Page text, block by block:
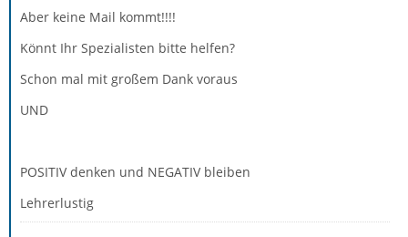
Aber keine Mail kommt!!!!
Könnt Ihr Spezialisten bitte helfen?
Schon mal mit großem Dank voraus
UND
POSITIV denken und NEGATIV bleiben
Lehrerlustig